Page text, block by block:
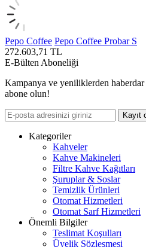
Pepo Coffee Pepo Coffee Probar S
272.603,71 TL
E-Bülten Aboneliği
Kampanya ve yeniliklerden
abone olun!
Kayıt
Kategoriler
Kahveler
Kahve Makineleri
Filtre Kahve Kağıtları
Şuruplar & Soslar
Temizlik Ürünleri
Otomat Hizmetleri
Otomat Sarf Hizmetleri
Önemli Bilgiler
Teslimat Koşulları
Üyelik Sözleşmesi